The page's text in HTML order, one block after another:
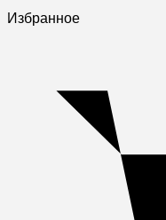
Избранное